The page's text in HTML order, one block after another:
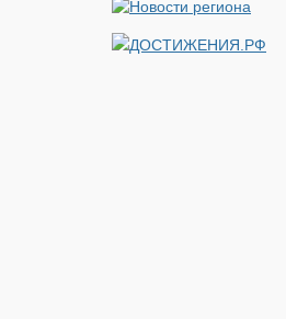
ДОСТИЖЕНИЯ.РФ